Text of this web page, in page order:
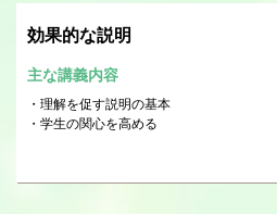
効果的な説明
主な講義内容
理解を促す説明の基本
学生の関心を高める